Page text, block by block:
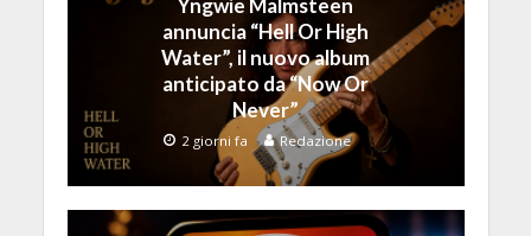
Yngwie Malmsteen
annuncia “Hell Or High
Water”, il nuovo album
anticipato da “Now Or
Never”
2 giorni fa Redazione